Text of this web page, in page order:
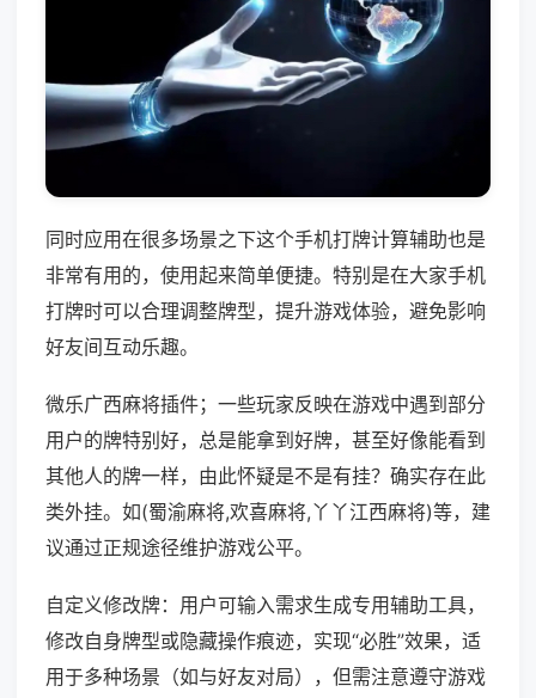
同时应用在很多场景之下这个手机打牌计算辅助也是
非常有用的，使用起来简单便捷。特别是在大家手机
打牌时可以合理调整牌型，提升游戏体验，避免影响
好友间互动乐趣。
微乐广西麻将插件；一些玩家反映在游戏中遇到部分
用户的牌特别好，总是能拿到好牌，甚至好像能看到
其他人的牌一样，由此怀疑是不是有挂？确实存在此
类外挂。如(蜀渝麻将,欢喜麻将,丫丫江西麻将)等，建
议通过正规途径维护游戏公平。
自定义修改牌：用户可输入需求生成专用辅助工具，
修改自身牌型或隐藏操作痕迹，实现“必胜”效果，适
用于多种场景（如与好友对局），但需注意遵守游戏